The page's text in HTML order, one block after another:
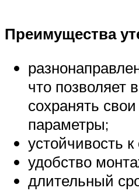
Преимущества
что позволяет
сохранять
параметры;
устойчивость к
удобство
длительный